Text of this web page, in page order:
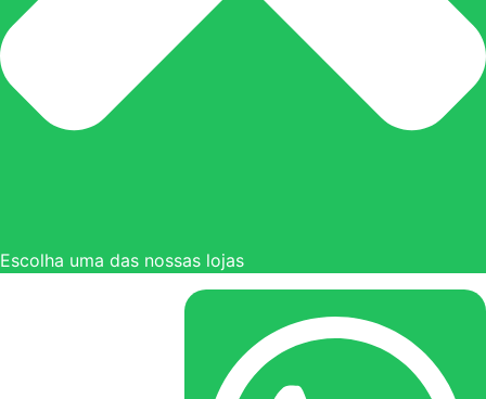
Escolha uma das nossas lojas